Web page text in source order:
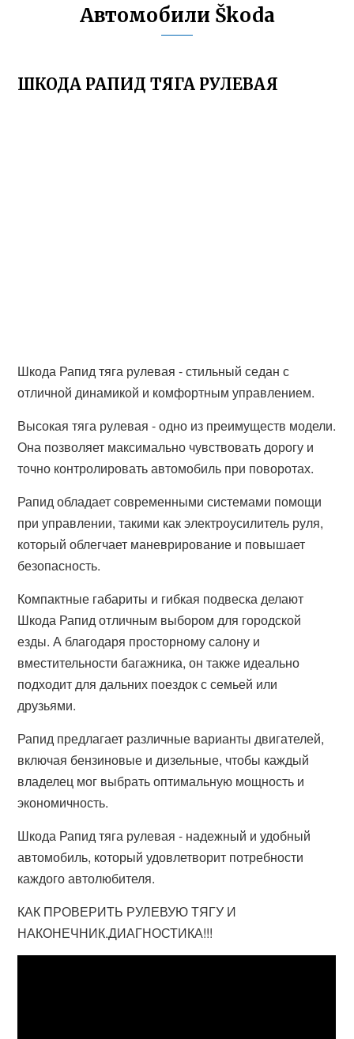
Автомобили Škoda
ШКОДА РАПИД ТЯГА РУЛЕВАЯ
Шкода Рапид тяга рулевая - стильный седан с
отличной динамикой и комфортным управлением.
Высокая тяга рулевая - одно из преимуществ модели.
Она позволяет максимально чувствовать дорогу и
точно контролировать автомобиль при поворотах.
Рапид обладает современными системами помощи
при управлении, такими как электроусилитель руля,
который облегчает маневрирование и повышает
безопасность.
Компактные габариты и гибкая подвеска делают
Шкода Рапид отличным выбором для городской
езды. А благодаря просторному салону и
вместительности багажника, он также идеально
подходит для дальних поездок с семьей или
друзьями.
Рапид предлагает различные варианты двигателей,
включая бензиновые и дизельные, чтобы каждый
владелец мог выбрать оптимальную мощность и
экономичность.
Шкода Рапид тяга рулевая - надежный и удобный
автомобиль, который удовлетворит потребности
каждого автолюбителя.
КАК ПРОВЕРИТЬ РУЛЕВУЮ ТЯГУ И
НАКОНЕЧНИК.ДИАГНОСТИКА!!!